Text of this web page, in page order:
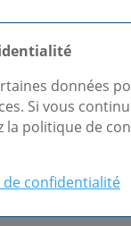
et
Odoo
et
propose des
et de
de
données
Si vous
la politique de
confidentialité